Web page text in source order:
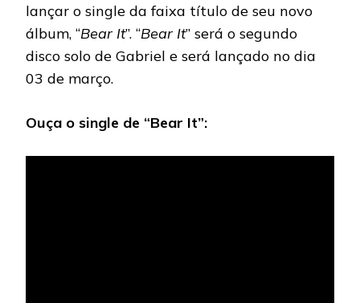
lançar o single da faixa título de seu novo
álbum, “Bear It”. “Bear It” será o segundo
disco solo de Gabriel e será lançado no dia
03 de março.
Ouça o single de “Bear It”: